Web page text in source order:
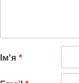
Ім'я *